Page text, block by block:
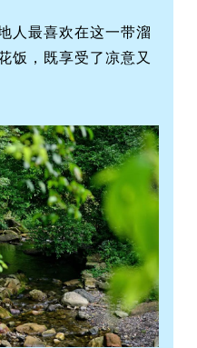
人最喜欢在这一带溜
饭，既享受了凉意又